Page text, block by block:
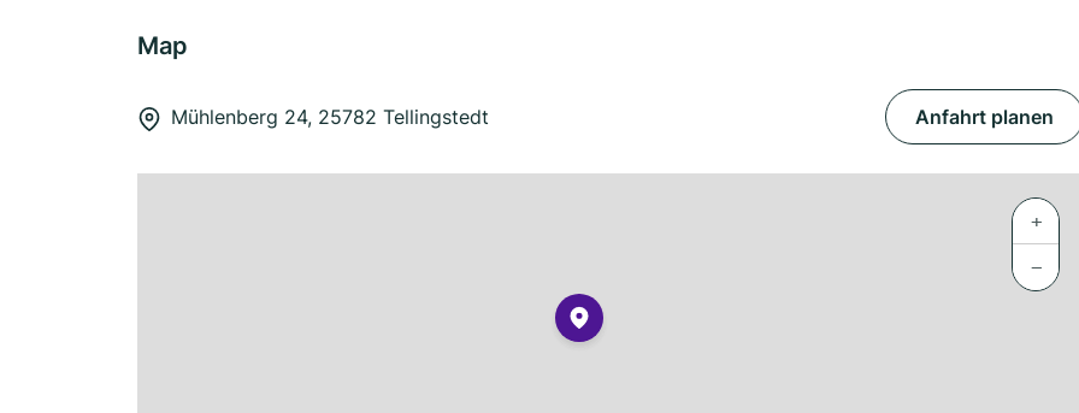
Map
Mühlenberg 24, 25782 Tellingstedt Anfahrt planen
+
−